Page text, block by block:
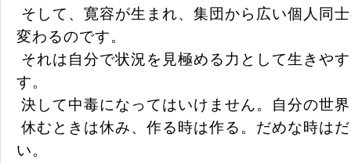
そして、寛容が生まれ、集団から広い個人同
変わるのです。
それは自分で状況を見極める力として生きや
す。
決して中毒になってはいけません。自分の世
休むときは休み、作る時は作る。だめな時は
い。